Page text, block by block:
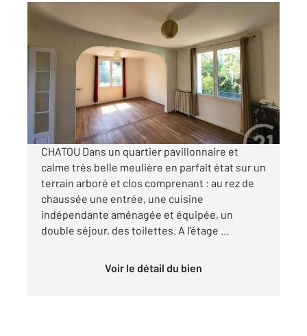
CHATOU 78
2, 7 pièces
Ref : 20094
Maison à louer
2 382 €
par mois charges comprises
CHATOU Dans un quartier pavillonnaire et
calme très belle meulière en parfait état sur un
terrain arboré et clos comprenant : au rez de
chaussée une entrée, une cuisine
indépendante aménagée et équipée, un
double séjour, des toilettes. A l'étage ...
Voir le détail du bien